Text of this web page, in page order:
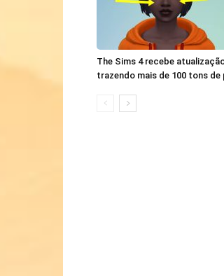
The Sims 4 recebe
trazendo mais de 100 tons de